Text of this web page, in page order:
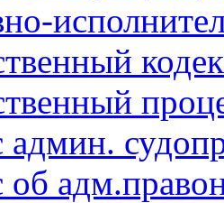
админ.
об